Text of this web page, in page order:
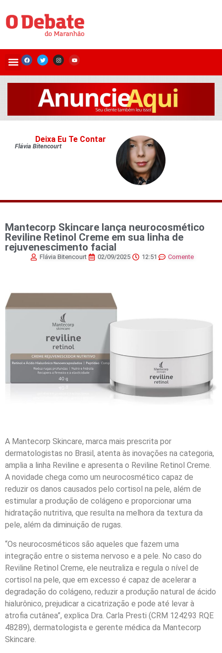
Deixa Eu Te Contar
Flávia Bitencourt
Mantecorp Skincare lança neurocosmético
Reviline Retinol Creme em sua linha de
rejuvenescimento facial
Flávia Bitencourt 02/09/2025 12:51 Comente
A Mantecorp Skincare, marca mais prescrita por
dermatologistas no Brasil, atenta às inovações na categoria,
amplia a linha Reviline e apresenta o Reviline Retinol Creme.
A novidade chega como um neurocosmético capaz de
reduzir os danos causados pelo cortisol na pele, além de
estimular a produção de colágeno e proporcionar uma
hidratação nutritiva, que resulta na melhora da textura da
pele, além da diminuição de rugas.
“Os neurocosméticos são aqueles que fazem uma
integração entre o sistema nervoso e a pele. No caso do
Reviline Retinol Creme, ele neutraliza e regula o nível de
cortisol na pele, que em excesso é capaz de acelerar a
degradação do colágeno, reduzir a produção natural de ácido
hialurônico, prejudicar a cicatrização e pode até levar à
atrofia cutânea”, explica Dra. Carla Presti (CRM 124293 RQE
48289), dermatologista e gerente médica da Mantecorp
Skincare.